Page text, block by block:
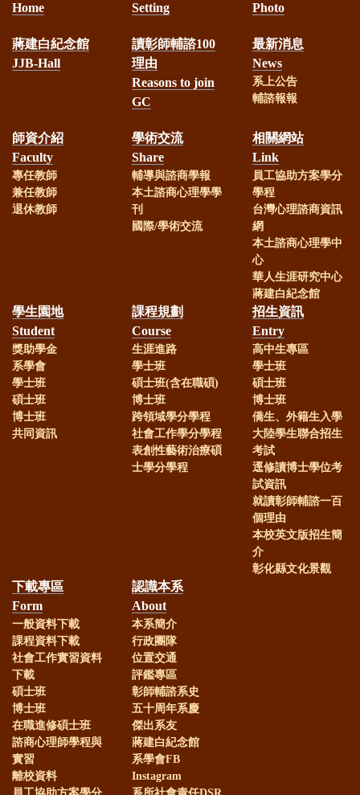
Home
Setting
Photo
蔣建白紀念館
JJB-Hall
讀彰師輔諮100
理由
Reasons to join
GC
最新消息
News
系上公告
輔諮報報
師資介紹
Faculty
專任教師
兼任教師
退休教師
學術交流
Share
輔導與諮商學報
本土諮商心理學學
刊
國際/學術交流
相關網站
Link
員工協助方案學分
學程
台灣心理諮商資訊
網
本土諮商心理學中
心
華人生涯研究中心
蔣建白紀念館
學生園地
Student
獎助學金
系學會
學士班
碩士班
博士班
共同資訊
課程規劃
Course
生涯進路
學士班
碩士班(含在職碩)
博士班
跨領域學分學程
社會工作學分學程
表創性藝術治療碩
士學分學程
招生資訊
Entry
高中生專區
學士班
碩士班
博士班
僑生、外籍生入學
大陸學生聯合招生
考試
逕修讀博士學位考
試資訊
就讀彰師輔諮一百
個理由
本校英文版招生簡
介
彰化縣文化景觀
下載專區
Form
一般資料下載
課程資料下載
社會工作實習資料
下載
碩士班
博士班
在職進修碩士班
諮商心理師學程與
實習
離校資料
認識本系
About
本系簡介
行政團隊
位置交通
評鑑專區
彰師輔諮系史
五十周年系慶
傑出系友
蔣建白紀念館
系學會FB
Instagram